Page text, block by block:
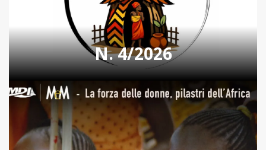
N. 4/2026